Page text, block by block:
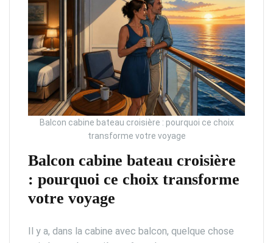
Balcon cabine bateau croisière : pourquoi ce choix
transforme votre voyage
Balcon cabine bateau croisière
: pourquoi ce choix transforme
votre voyage
Il y a, dans la cabine avec balcon, quelque chose